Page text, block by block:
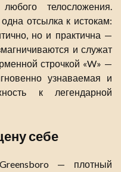
телосложения.
отсылка к истокам:
но и практична —
и служат
строчкой «W» —
узнаваемая и
к легендарной
себе
— плотный